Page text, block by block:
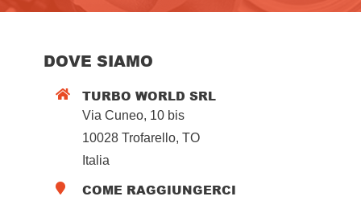
DOVE SIAMO
 TURBO WORLD SRL
Via Cuneo, 10 bis
10028 Trofarello, TO
Italia
 COME RAGGIUNGERCI